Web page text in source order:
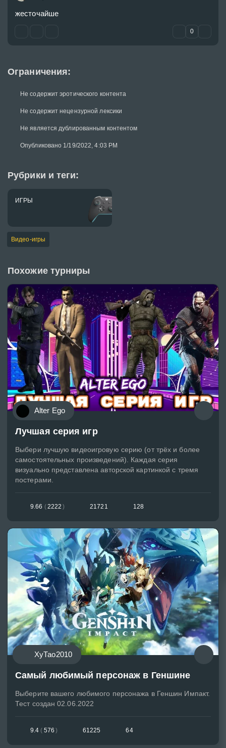
Ограничения:
Не содержит эротического контента
Не содержит нецензурной лексики
Не является дублированным контентом
Опубликовано 1/19/2022, 4:03 PM
Рубрики и теги:
ИГРЫ
Видео-игры
жесточайше
0
Похожие турниры
Alter Ego
Лучшая серия игр
Выбери лучшую видеоигровую серию (от трёх и более
самостоятельных произведений). Каждая серия
визуально представлена авторской картинкой с тремя
постерами.
9.66 (2222 ) 21721 128
ХуТао2010
Самый любимый персонаж в Геншине
Выберите вашего любимого персонажа в Геншин Импакт.
Тест создан 02.06.2022
9.4 ( 576 ) 61225 64